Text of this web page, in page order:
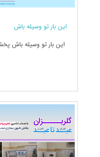
این بار تو وسیله باش
این بار تو وسیله باش پخش